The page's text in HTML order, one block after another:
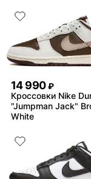
14 990 ₽
Кроссовки Nike
"Jumpman Jack"
White